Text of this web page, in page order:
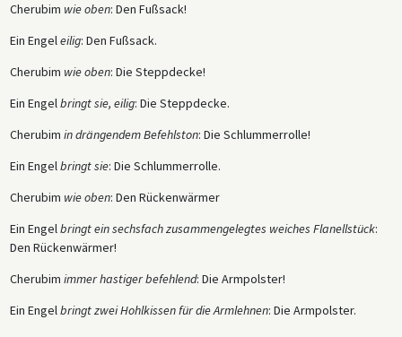
Cherubim wie oben: Den Fußsack!
Ein Engeleilig: Den Fußsack.
Cherubim wie oben: Die Steppdecke!
Ein Engelbringt sie, eilig: Die Steppdecke.
Cherubim in drängendem Befehlston: Die Schlummerrolle!
Ein Engelbringt sie: Die Schlummerrolle.
Cherubim wie oben: Den Rückenwärmer
Ein Engelbringt ein sechsfach zusammengelegtes weiches Flanellstück:
Den Rückenwärmer!
Cherubim immer hastiger befehlend: Die Armpolster!
Ein Engelbringt zwei Hohlkissen für die Armlehnen: Die Armpolster.